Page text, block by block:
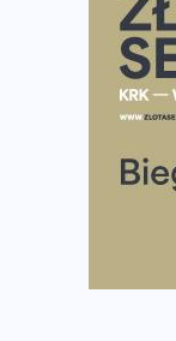
Ponad 12
Tętno vs tempo
Co ma dużo
Rozbiegany
Już w tę sobotę
Wystartuje